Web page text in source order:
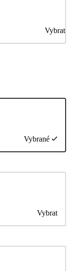
Vybrat
Vybrané
Vybrat